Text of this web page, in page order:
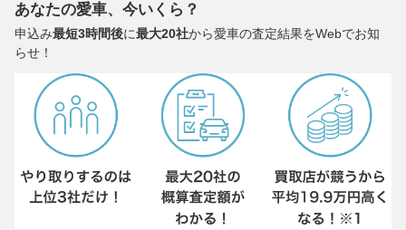
あなたの愛車、今いくら？
申込み最短3時間後に最大20社から愛車の査定結果をWebでお知
らせ！